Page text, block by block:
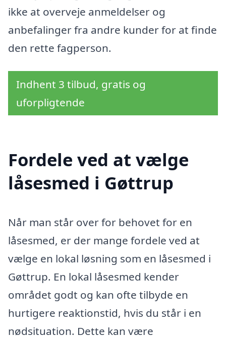
ikke at overveje anmeldelser og
anbefalinger fra andre kunder for at finde
den rette fagperson.
Indhent 3 tilbud, gratis og
uforpligtende
Fordele ved at vælge
låsesmed i Gøttrup
Når man står over for behovet for en
låsesmed, er der mange fordele ved at
vælge en lokal løsning som en låsesmed i
Gøttrup. En lokal låsesmed kender
området godt og kan ofte tilbyde en
hurtigere reaktionstid, hvis du står i en
nødsituation. Dette kan være